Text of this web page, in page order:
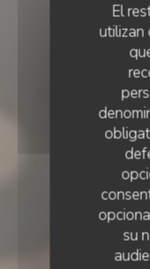
El
utilizan
su